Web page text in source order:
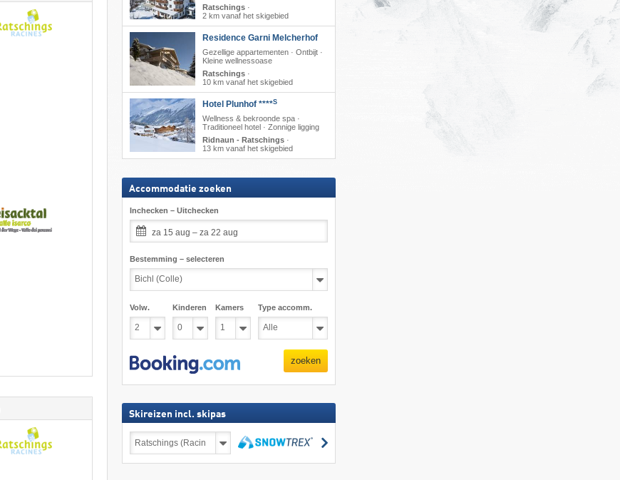
Ratschings·
2 km vanaf het skigebied
Residence Garni Melcherhof
Gezellige appartementen · Ontbijt ·
Kleine wellnessoase
Ratschings·
10 km vanaf het skigebied
Hotel Plunhof ****S
Wellness & bekroonde spa ·
Traditioneel hotel · Zonnige ligging
Ridnaun - Ratschings·
13 km vanaf het skigebied
Accommodatie zoeken
Inchecken – Uitchecken
za 15 aug – za 22 aug
Bestemming – selecteren
Volw. Kinderen Kamers Type accomm.
zoeken
Skireizen incl. skipas
incl.
zoeken